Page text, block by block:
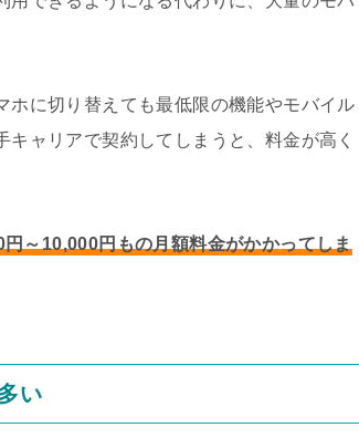
ホに切り替えても最低限の機能やモバイル
ャリアで契約してしまうと、料金が高く
～10,000円もの月額料金がかかってしま
い